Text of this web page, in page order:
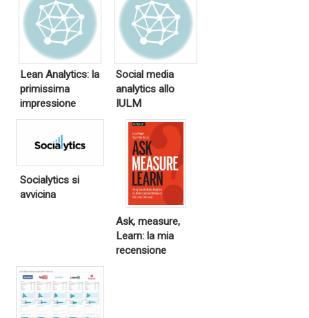
Lean Analytics: la
primissima
impressione
Social media
analytics allo
IULM
Socialytics si
avvicina
Ask, measure,
Learn: la mia
recensione